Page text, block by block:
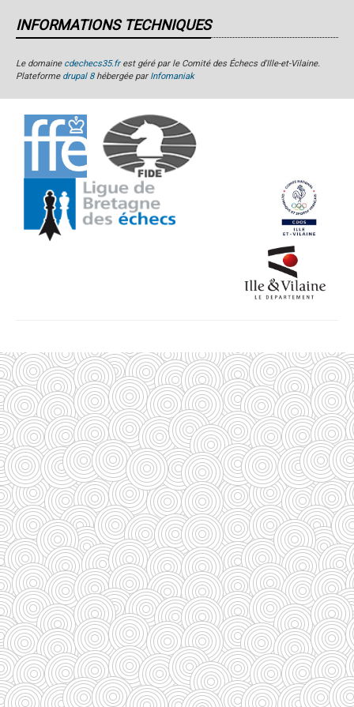
INFORMATIONS TECHNIQUES
Le domaine cdechecs35.frest géré par le Comité des Échecs d'Ille-et-Vilaine.
Plateforme drupal 8hébergée par Infomaniak